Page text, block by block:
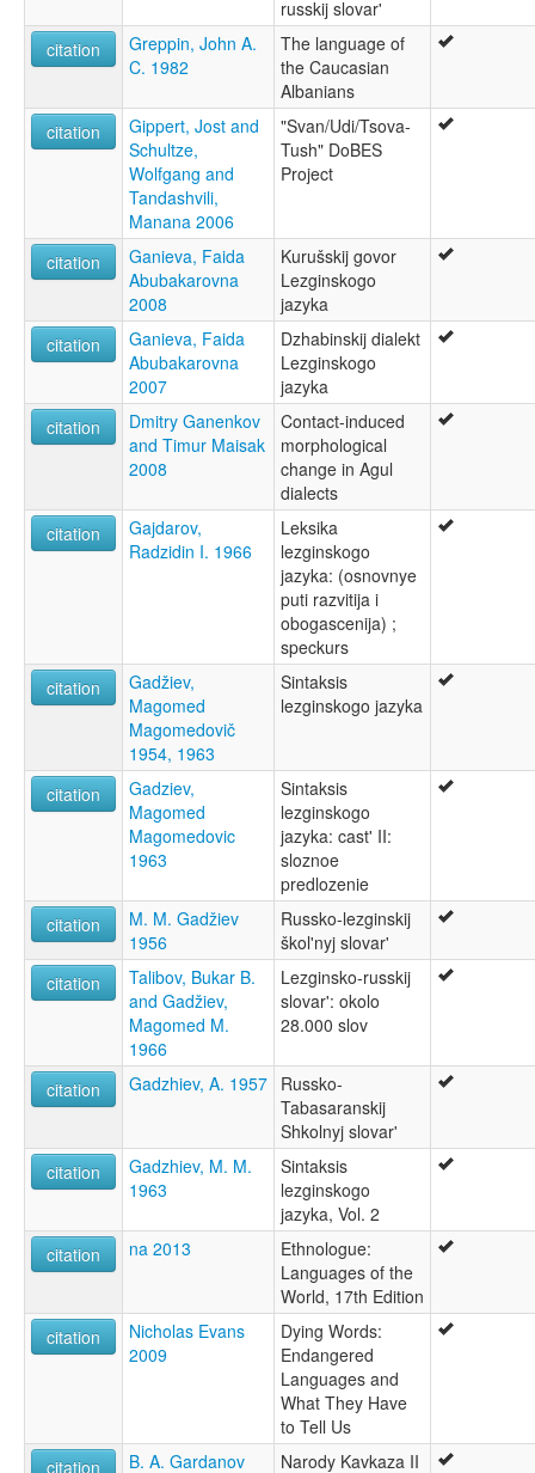
russkij slovar'
citation
Greppin, John A.
C. 1982
The language of
the Caucasian
Albanians
citation
Gippert, Jost and
Schultze,
Wolfgang and
Tandashvili,
Manana 2006
"Svan/Udi/Tsova-
Tush" DoBES
Project
citation
Ganieva, Faida
Abubakarovna
2008
Kurušskij govor
Lezginskogo
jazyka
citation
Ganieva, Faida
Abubakarovna
2007
Dzhabinskij dialekt
Lezginskogo
jazyka
citation
Dmitry Ganenkov
and Timur Maisak
2008
Contact-induced
morphological
change in Agul
dialects
citation
Gajdarov,
Radzidin I. 1966
Leksika
lezginskogo
jazyka: (osnovnye
puti razvitija i
obogascenija) ;
speckurs
citation
Gadžiev,
Magomed
Magomedovič
1954, 1963
Sintaksis
lezginskogo jazyka
citation
Gadziev,
Magomed
Magomedovic
1963
Sintaksis
lezginskogo
jazyka: cast' II:
sloznoe
predlozenie
citation
M. M. Gadžiev
1956
Russko-lezginskij
škol'nyj slovar'
citation
Talibov, Bukar B.
and Gadžiev,
Magomed M.
1966
Lezginsko-russkij
slovar': okolo
28.000 slov
citation Gadzhiev, A. 1957 Russko-
Tabasaranskij
Shkolnyj slovar'
citation
Gadzhiev, M. M.
1963
Sintaksis
lezginskogo
jazyka, Vol. 2
citation
na 2013
Ethnologue:
Languages of the
World, 17th Edition
citation
Nicholas Evans
2009
Dying Words:
Endangered
Languages and
What They Have
to Tell Us
citation
B. A. Gardanov
Narody Kavkaza II